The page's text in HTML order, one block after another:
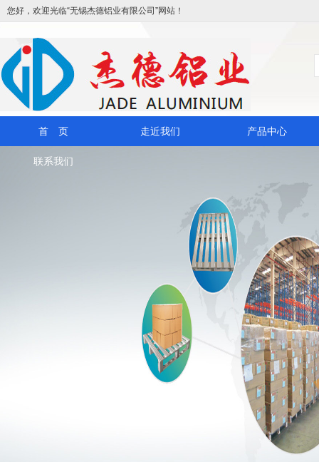
您好，欢迎光临“无锡杰德铝业有限公司”网站！
首 页 走近我们 产品中心
联系我们